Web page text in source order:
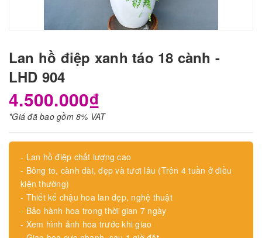
Lan hồ điệp xanh táo 18 cành -
LHD 904
4.500.000₫
*Giá đã bao gồm 8% VAT
- Lan hồ điệp chất lượng cao
- Bông to, cành dài, đẹp và tươi lâu (Trên 4 tuần ở điều
kiện thường)
- Thiết kế chậu hoa lan đẹp, nghệ thuật
- Bảo hành hoa trong thời gian 7 ngày
- Xem hình ảnh hoa trước khi giao